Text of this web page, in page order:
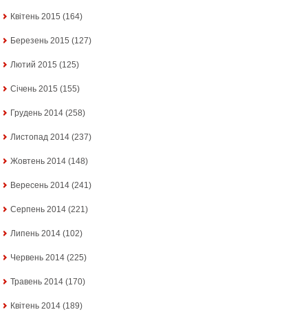
Квітень 2015 (164)
Березень 2015 (127)
Лютий 2015 (125)
Січень 2015 (155)
Грудень 2014 (258)
Листопад 2014 (237)
Жовтень 2014 (148)
Вересень 2014 (241)
Серпень 2014 (221)
Липень 2014 (102)
Червень 2014 (225)
Травень 2014 (170)
Квітень 2014 (189)